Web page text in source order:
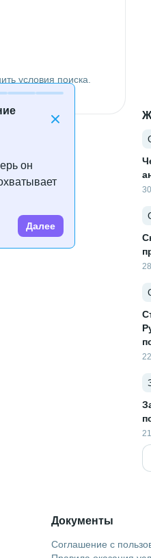
он
Далее
условия поиска.
Документы
Соглашение с